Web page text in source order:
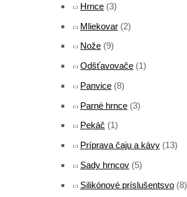
Hrnce (3)
Mliekovar (2)
Nože (9)
Odšťavovače (1)
Panvice (8)
Parné hrnce (3)
Pekáč (1)
Príprava čaju a kávy (13)
Sady hrncov (5)
Silikónové príslušentsvo (8)